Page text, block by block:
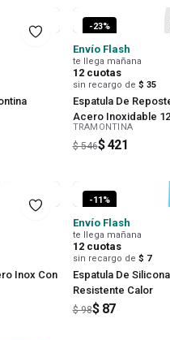
-23%
Envío Flash
te llega mañana
12cuotas
sin recargo de $ 35
Espatula De
Acero Inoxidable
TRAMONTINA
$ 546$ 421
Inox Con
-11%
Envío Flash
te llega mañana
12cuotas
sin recargo de $ 7
Espatula De
Resistente Calor
$ 98$ 87